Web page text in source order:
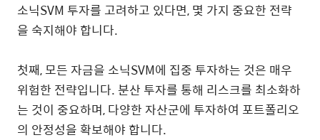
소닉SVM 투자를 고려하고 있다면, 몇 가지 중요한 전략
을 숙지해야 합니다.
첫째, 모든 자금을 소닉SVM에 집중 투자하는 것은 매우
위험한 전략입니다. 분산 투자를 통해 리스크를 최소화하
는 것이 중요하며, 다양한 자산군에 투자하여 포트폴리오
의 안정성을 확보해야 합니다.